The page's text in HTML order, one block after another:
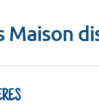
Maison